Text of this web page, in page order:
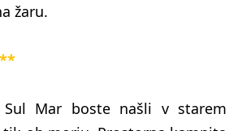
žaru.
Sul Mar boste našli v starem